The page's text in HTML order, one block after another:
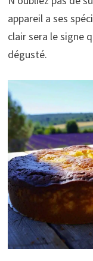
appareil a ses
clair sera le signe
dégusté.